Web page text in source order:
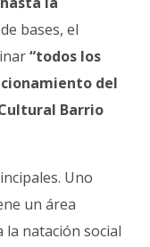
bases, el
“todos los
del
Barrio
Uno
un área
la natación social